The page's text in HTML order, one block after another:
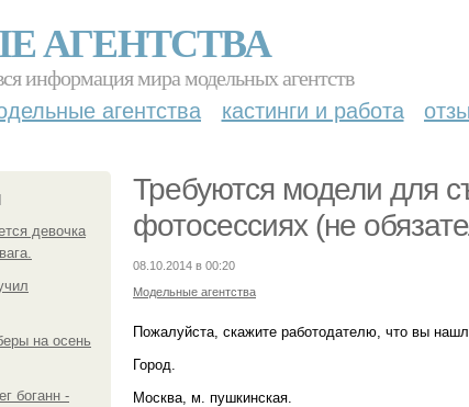
АГЕНТСТВА
информация мира модельных агентств
агентства кастинги и работа
девочка
на осень
боганн -
Требуются модели для
фотосессиях (не
08.10.2014 в 00:20
Модельные агентства
Пожалуйста, скажите работодателю, что вы
Город.
Москва, м. пушкинская.